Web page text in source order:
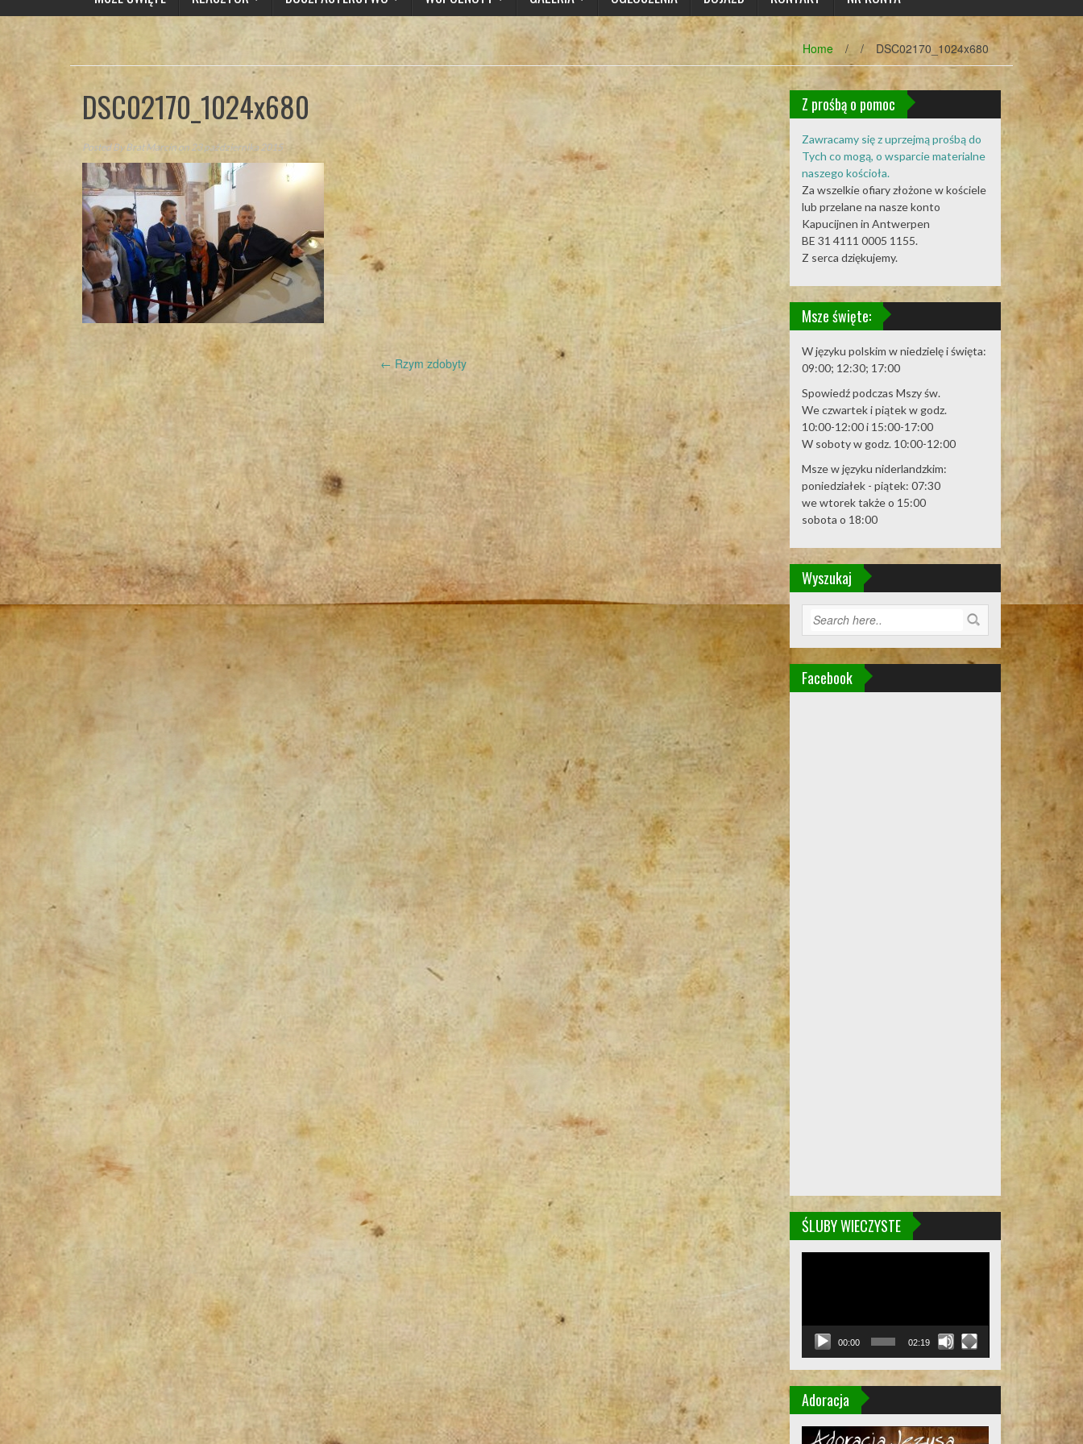
Home / / DSC02170_1024x680
DSC02170_1024x680
Posted ByBrat Marcin on 23 października 2015
Post
navigation
← Rzym zdobyty
Z prośbą o pomoc
Zawracamy się z uprzejmą prośbą do
Tych co mogą, o wsparcie materialne
naszego kościoła.
Za wszelkie ofiary złożone w kościele
lub przelane na nasze konto
Kapucijnen in Antwerpen
BE 31 4111 0005 1155.
Z serca dziękujemy.
Msze święte:
W języku polskim w niedzielę i święta:
09:00; 12:30; 17:00
Spowiedź podczas Mszy św.
We czwartek i piątek w godz.
10:00-12:00 i 15:00-17:00
W soboty w godz. 10:00-12:00
Msze w języku niderlandzkim:
poniedziałek - piątek: 07:30
we wtorek także o 15:00
sobota o 18:00
Wyszukaj
Facebook
ŚLUBY WIECZYSTE
00:00 02:19
Adoracja